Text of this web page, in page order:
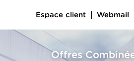
Offres
Espace client Webmail